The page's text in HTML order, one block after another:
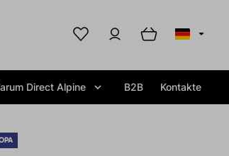
Direct Alpine B2B Kontakte